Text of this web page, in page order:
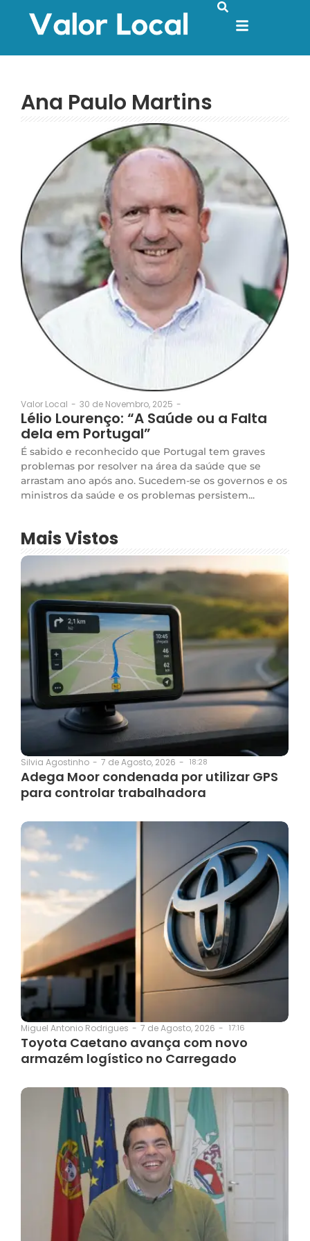
Ana Paulo Martins
Valor Local - 30 de Novembro, 2025 -
Lélio Lourenço: “A Saúde ou a Falta
dela em Portugal”
É sabido e reconhecido que Portugal tem graves
problemas por resolver na área da saúde que se
arrastam ano após ano. Sucedem-se os governos e os
ministros da saúde e os problemas persistem...
Mais Vistos
Silvia Agostinho - 7 de Agosto, 2026 - 18:28
Adega Moor condenada por utilizar GPS
para controlar trabalhadora
Miguel Antonio Rodrigues - 7 de Agosto, 2026 - 17:16
Toyota Caetano avança com novo
armazém logístico no Carregado